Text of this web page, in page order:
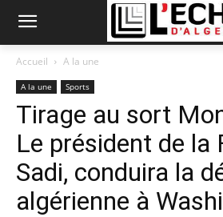
Accueil A la une
A la une Sports
Tirage au sort
Le président de la
Sadi, conduira la
algérienne à